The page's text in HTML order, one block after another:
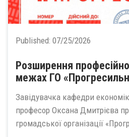
Published: 07/25/2026
Розширення
межах ГО
Завідувачка кафедри
професор Оксана Дмитрієва
громадської організації